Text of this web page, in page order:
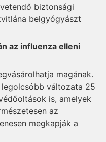
biztonsági
belgyógyászt
az influenza elleni
magának.
változata 25
is, amelyek
az
megkapják a